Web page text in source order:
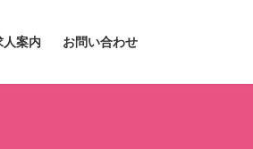
人案内 お問い合わせ